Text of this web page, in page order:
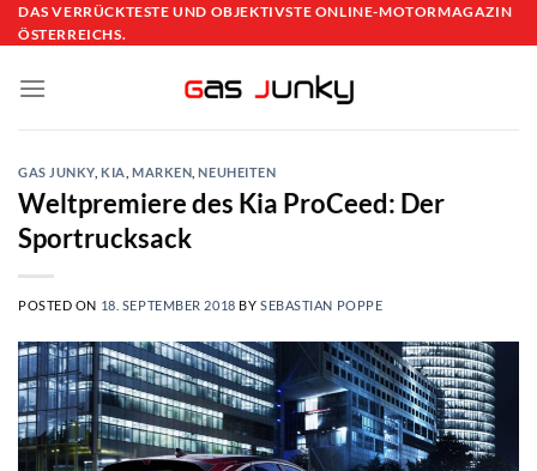
Skip
to
DAS VERRÜCKTESTE UND OBJEKTIVSTE ONLINE-MOTORMAGAZIN
ÖSTERREICHS.
GAS JUNKY KIA MARKEN ,NEUHEITEN
Weltpremiere des Kia ProCeed: Der
Sportrucksack
POSTED ON 18. SEPTEMBER 2018 BY SEBASTIAN POPPE